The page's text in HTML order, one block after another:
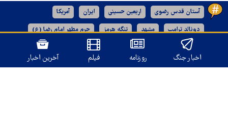
آستان قدس رضوی اربعین حسینی ایران آمریکا
دونالد ترامپ مشهد تنگه هرمز حرم مطهر امام رضا (ع)
رژیم صهیونیستی خراسان رضوی
اخبار جنگ روزنامه فیلم آخرین اخبار